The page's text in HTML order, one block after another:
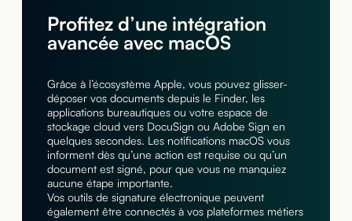
Profitez d’une intégration
avancée avec macOS
Grâce à l’écosystème Apple, vous pouvez glisser-
déposer vos documents depuis le Finder, les
applications bureautiques ou votre espace de
stockage cloud vers DocuSign ou Adobe Sign en
quelques secondes. Les notifications macOS vous
informent dès qu’une action est requise ou qu’un
document est signé, pour que vous ne manquiez
aucune étape importante.
Vos outils de signature électronique peuvent
également être connectés à vos plateformes métiers